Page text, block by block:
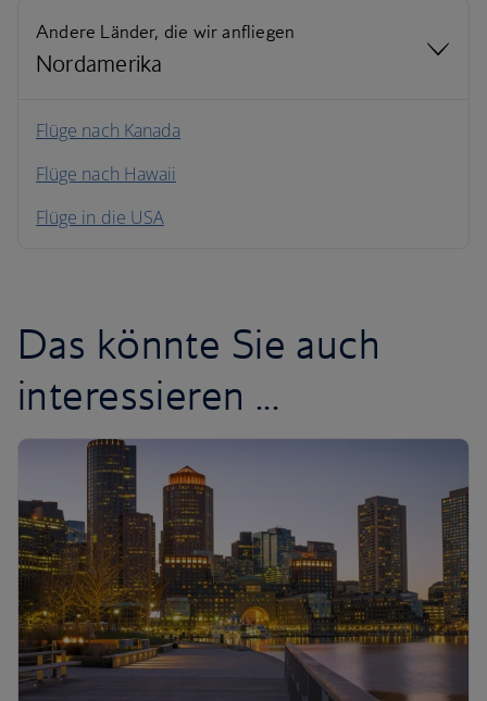
Andere Länder, die wir anfliegen
Nordamerika
Nordamerika
Südamerika
Flüge nach Kanada
Flüge nach Hawaii
Flüge in die USA
Das könnte Sie auch
interessieren ...